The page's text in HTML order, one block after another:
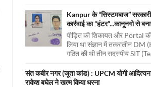
Kanpur के “सिस्टमबाज” सरकारी
कार्रवाई का “हंटर”...कानूनगो से
पीड़ित की शिकायत और Portal
लिया था संज्ञान में तत्कालीन
गठित की थी तीन सदस्यीय SIT
संत कबीर नगर (जूता कांड) : UPCM योगी
राकेश बघेल ने खत्म किया धरना